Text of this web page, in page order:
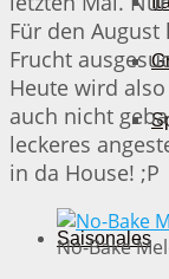
Saisonales
Für den
Frucht
Heute wird
auch nicht
leckeres
in da House! ;P
No-Bake